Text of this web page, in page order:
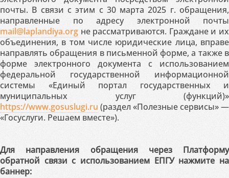
почты. В связи с этим с 30 марта 2025 г. обращения,
направленные по адресу электронной почты
mail@laplandiya.org не рассматриваются. Граждане и их
объединения, в том числе юридические лица, вправе
направлять обращения в письменной форме, а также в
форме электронного документа с использованием
федеральной государственной информационной
системы «Единый портал государственных и
муниципальных услуг (функций)»
https://www.gosuslugi.ru (раздел «Полезные сервисы» —
«Госуслуги. Решаем вместе»).
Для направления обращения через Платформу
обратной связи с использованием ЕПГУ нажмите на
баннер: